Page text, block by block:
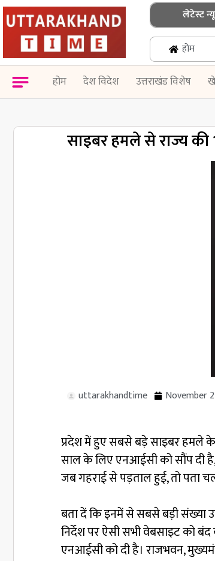
लेटेस्ट
धामी कैबिनेट के बड़े फैसले: 15
होम
होम देश विदेश उत्तराखंड विशेष
साइबर हमले से राज्य की
uttarakhandtime November
प्रदेश में हुए सबसे बड़े साइबर हमले के
साल के लिए एनआईसी को सौंप दी
जब गहराई से पड़ताल हुई, तो पता
बता दें कि इनमें से सबसे बड़ी संख्या
निर्देश पर ऐसी सभी वेबसाइट को
एनआईसी को दी है। राजभवन,